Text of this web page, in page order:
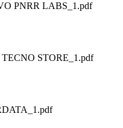
PNRR LABS_1.pdf
STORE_1.pdf